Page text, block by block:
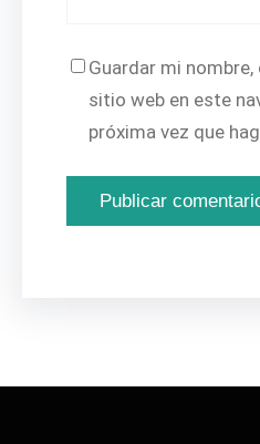
Guardar mi
sitio web en este
próxima vez que